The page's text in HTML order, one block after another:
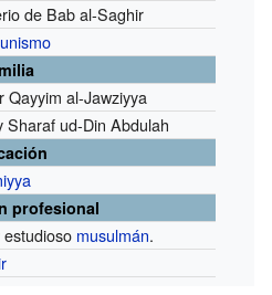
de Bab al-Saghir
Qayyim al-Jawziyya
Sharaf ud-Din Abdulah
profesional
musulmán.